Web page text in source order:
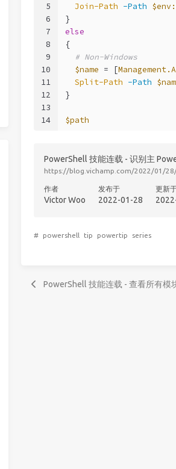
5
6
7
8
9
10
11
12
13
14
Join-Path -Path
}
else
{
# Non-Windows
$name = [
Split-Path -Path
}
$path
PowerShell 技能连载 - 识别主
https://blog.vichamp.com/2022/01/
作者
Victor Woo
发布于
2022-01-28
更新
# powershell tip powertip series
PowerShell 技能连载 - 查看所有模